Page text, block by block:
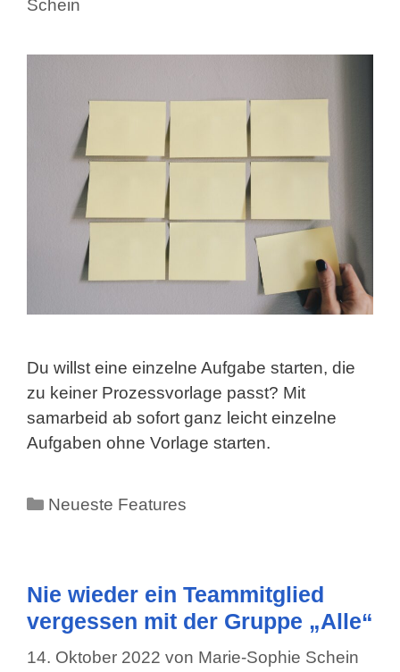
Schein
Du willst eine einzelne Aufgabe starten, die
zu keiner Prozessvorlage passt? Mit
samarbeid ab sofort ganz leicht einzelne
Aufgaben ohne Vorlage starten.
Kategorien
Neueste Features
Nie wieder ein Teammitglied
vergessen mit der Gruppe „Alle“
14. Oktober 2022 von Marie-Sophie Schein